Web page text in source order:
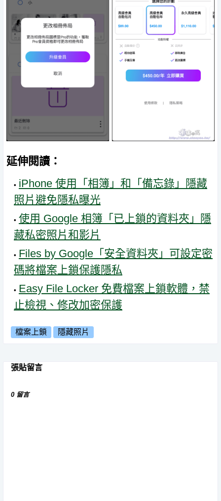
延伸閱讀：
iPhone 使用「相簿」和「備忘錄」隱藏
照片避免隱私曝光
使用 Google 相簿「已上鎖的資料夾」隱
藏私密照片和影片
Files by Google「安全資料夾」可設定密
碼將檔案上鎖保護隱私
Easy File Locker 免費檔案上鎖軟體，禁
止檢視、修改加密保護
檔案上鎖 隱藏照片
張貼留言
0 留言